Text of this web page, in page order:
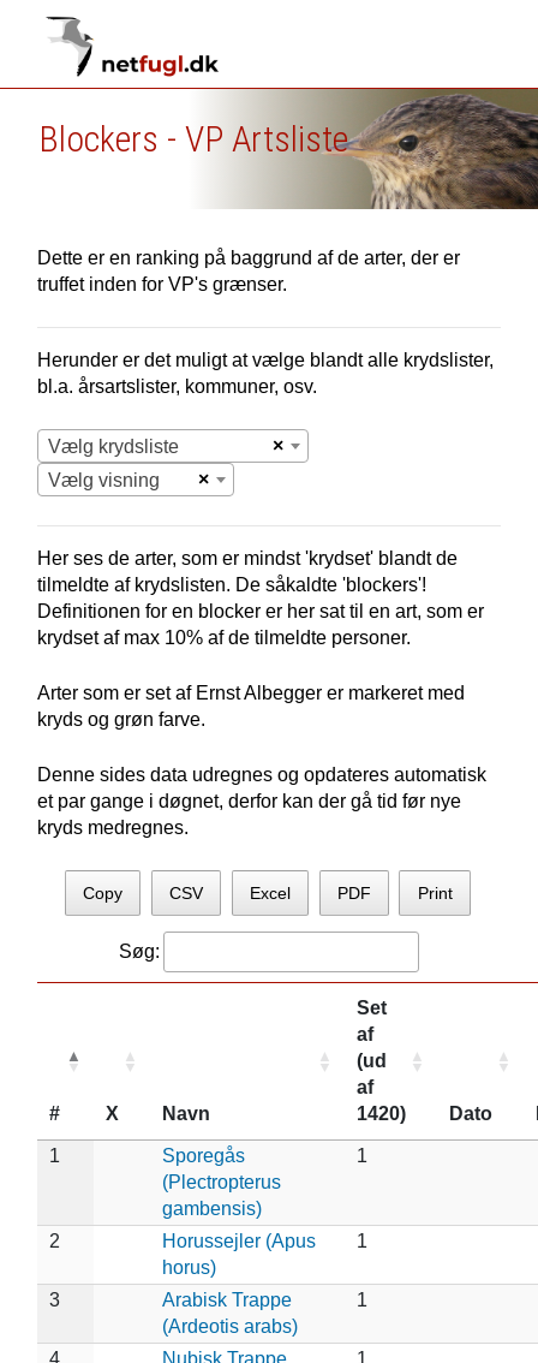
Blockers - VP Artsliste
Dette er en ranking på baggrund af de arter, der er
truffet inden for VP's grænser.
Herunder er det muligt at vælge blandt alle krydslister,
bl.a. årsartslister, kommuner, osv.
×
Vælg krydsliste
×
Vælg visning
Her ses de arter, som er mindst 'krydset' blandt de
tilmeldte af krydslisten. De såkaldte 'blockers'!
Definitionen for en blocker er her sat til en art, som er
krydset af max 10% af de tilmeldte personer.
Arter som er set af Ernst Albegger er markeret med
kryds og grøn farve.
Denne sides data udregnes og opdateres automatisk
et par gange i døgnet, derfor kan der gå tid før nye
kryds medregnes.
Copy CSV Excel PDF Print
Søg:
# X Navn
Set
af
(ud
af
1420)
Dato
1
Sporegås
(Plectropterus
gambensis)
1
2
Horussejler (Apus
horus)
1
3
Arabisk Trappe
(Ardeotis arabs)
1
4
Nubisk Trappe
1